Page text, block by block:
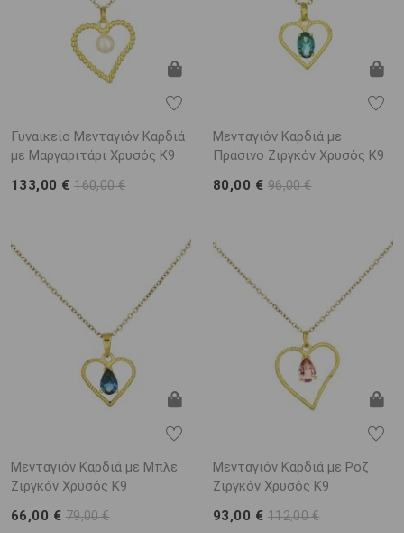
Γυναικείο Μενταγιόν Καρδιά
με Μαργαριτάρι Χρυσός K9
133,00 €160,00 €
Μενταγιόν Καρδιά με
Πράσινο Ζιργκόν Χρυσός K9
80,00 € 96,00 €
Μενταγιόν Καρδιά με Μπλε
Ζιργκόν Χρυσός K9
66,00 € 79,00 €
Μενταγιόν Καρδιά με Ροζ
Ζιργκόν Χρυσός K9
93,00 € 112,00 €